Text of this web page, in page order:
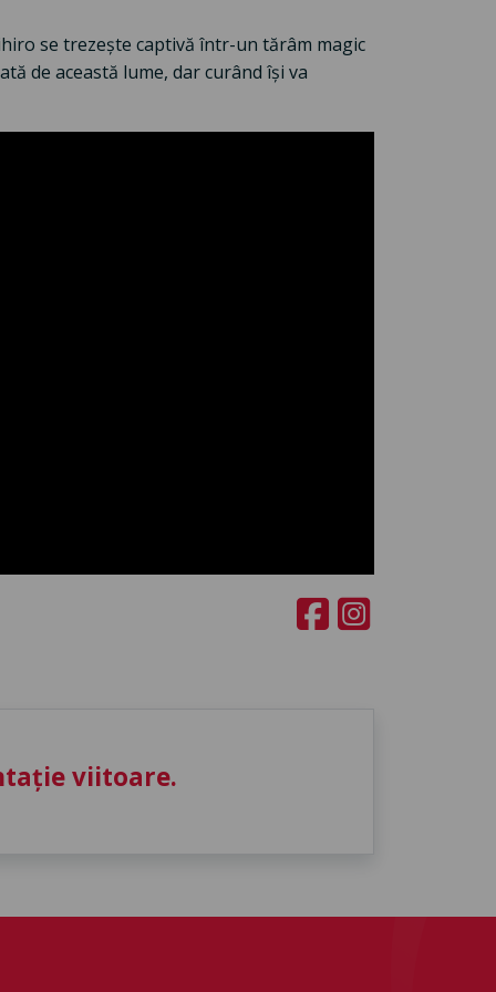
se trezeşte captivă într-un tărâm magic
de această lume, dar curând îşi va
viitoare.